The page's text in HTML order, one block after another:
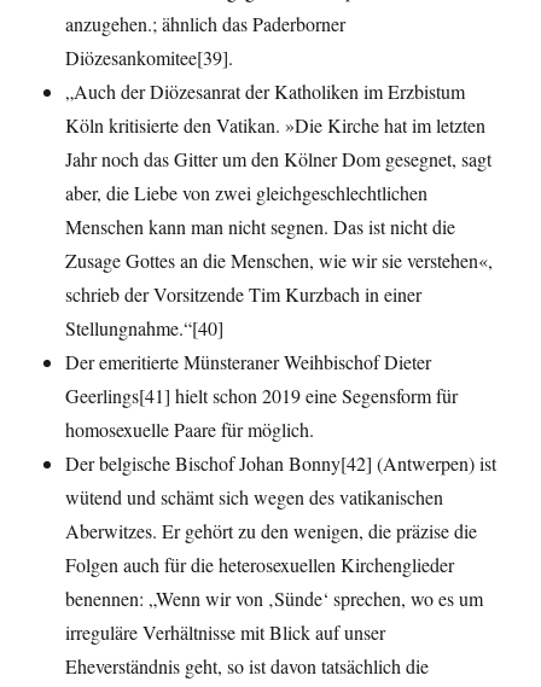
anzugehen.; ähnlich das Paderborner
Diözesankomitee[39].
„Auch der Diözesanrat der Katholiken im Erzbistum
Köln kritisierte den Vatikan. »Die Kirche hat im letzten
Jahr noch das Gitter um den Kölner Dom gesegnet, sagt
aber, die Liebe von zwei gleichgeschlechtlichen
Menschen kann man nicht segnen. Das ist nicht die
Zusage Gottes an die Menschen, wie wir sie verstehen«,
schrieb der Vorsitzende Tim Kurzbach in einer
Stellungnahme.“[40]
Der emeritierte Münsteraner Weihbischof Dieter
Geerlings[41] hielt schon 2019 eine Segensform für
homosexuelle Paare für möglich.
Der belgische Bischof Johan Bonny[42] (Antwerpen) ist
wütend und schämt sich wegen des vatikanischen
Aberwitzes. Er gehört zu den wenigen, die präzise die
Folgen auch für die heterosexuellen Kirchenglieder
benennen: „Wenn wir von ‚Sünde‘ sprechen, wo es um
irreguläre Verhältnisse mit Blick auf unser
Eheverständnis geht, so ist davon tatsächlich die